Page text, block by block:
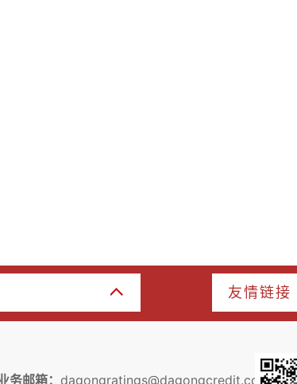
友情链接
务邮箱： dagongratings@dagongcredit.com